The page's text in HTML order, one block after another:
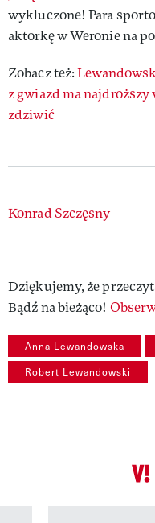
wykluczone! Para
aktorkę w Weronie na
Zobacz też:
z gwiazd ma najdroższy
zdziwić
Authors
Konrad Szczęsny
Dziękujemy, że
Bądź na bieżąco!
Anna Lewandowska
Robert Lewandowski